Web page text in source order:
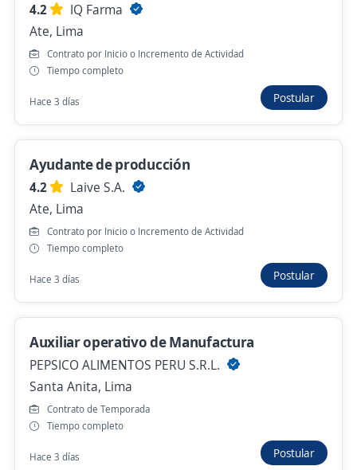
Se precisa Urgente
Operario de almacén/ Full Time / Turnos
Fijos
Santiago De Surco, Lima
Hace 1 hora
Se precisa Urgente
Operario de Producción / Contratación
Inmediata + Planilla
4,2
FOOD PACK S.A.C
Ate, Lima
S/. 1.130,00 (Mensual)
Se precisa Urgente
Operario de Limpieza / Miraflores /
Cineplanet / Turno Mañana y Tarde
3,6
4.2
IQ Farma
Ate, Lima
Contrato por Inicio o Incremento de Actividad
Tiempo completo
Hace 3 días Postular
Ayudante de producción
4.2
Laive S.A.
Ate, Lima
Contrato por Inicio o Incremento de Actividad
Tiempo completo
Hace 3 días Postular
Auxiliar operativo de Manufactura
PEPSICO ALIMENTOS PERU S.R.L.
Santa Anita, Lima
Contrato de Temporada
Tiempo completo
Hace 3 días Postular